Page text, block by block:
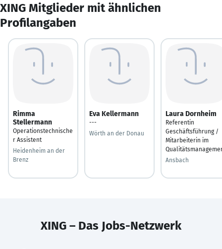
XING Mitglieder mit ähnlichen
Profilangaben
Rimma
Stellermann
Operationstechnische
r Assistent
Heidenheim an der
Brenz
Eva Kellermann
---
Wörth an der Donau
Laura Dornheim
Referentin
Geschäftsführung /
Mitarbeiterin im
Ansbach
XING – Das Jobs-Netzwerk